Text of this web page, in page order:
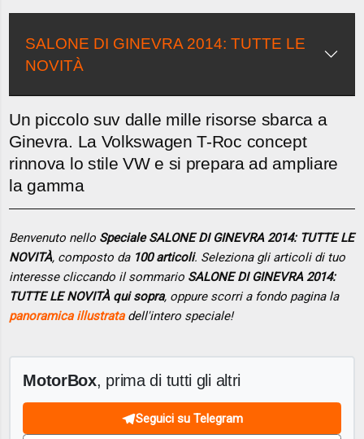
SALONE DI GINEVRA 2014: TUTTE LE
NOVITÀ
Un piccolo suv dalle mille risorse sbarca a
Ginevra. La Volkswagen T-Roc concept
rinnova lo stile VW e si prepara ad ampliare
la gamma
Benvenuto nello Speciale SALONE DI GINEVRA 2014: TUTTE LE
NOVITÀ, composto da 100 articoli. Seleziona gli articoli di tuo
interesse cliccando il sommario SALONE DI GINEVRA 2014:
TUTTE LE NOVITÀ qui sopra, oppure scorri a fondo pagina la
panoramica illustratadell'intero speciale!
MotorBox, prima di tutti gli altri
Seguici su Telegram